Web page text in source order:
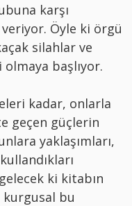
karşı
veriyor. Öyle ki örgü
silahlar ve
başlıyor.
kadar, onlarla
geçen güçlerin
yaklaşımları,
ki kitabın
kurgusal bu